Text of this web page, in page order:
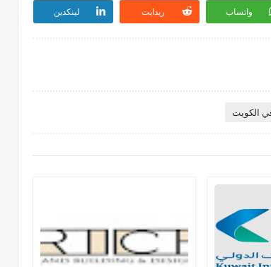
واتساب ريدايت لينكدين
الكويت